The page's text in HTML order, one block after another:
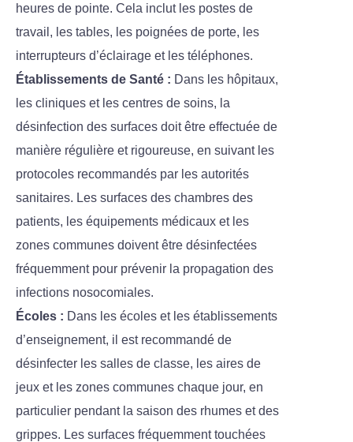
heures de pointe. Cela inclut les postes de
travail, les tables, les poignées de porte, les
interrupteurs d’éclairage et les téléphones.
Établissements de Santé : Dans les hôpitaux,
les cliniques et les centres de soins, la
désinfection des surfaces doit être effectuée de
manière régulière et rigoureuse, en suivant les
protocoles recommandés par les autorités
sanitaires. Les surfaces des chambres des
patients, les équipements médicaux et les
zones communes doivent être désinfectées
fréquemment pour prévenir la propagation des
infections nosocomiales.
Écoles : Dans les écoles et les établissements
d’enseignement, il est recommandé de
désinfecter les salles de classe, les aires de
jeux et les zones communes chaque jour, en
particulier pendant la saison des rhumes et des
grippes. Les surfaces fréquemment touchées